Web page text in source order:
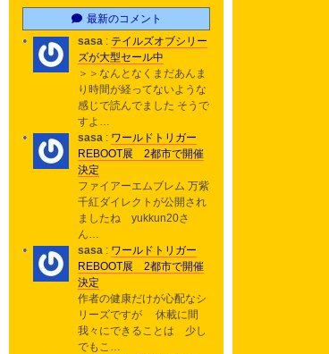
最新のコメント
sasa : テイルズオブシリー
ズが大型セール中
＞＞なんとなくまだあんま
り時間が経ってないような
感じで読んでました そうで
すよ…
sasa : ワールドトリガー
REBOOT展 2都市で開催
決定
ファイアーエムブレム 万紫
千紅ダイレクトが公開され
ましたね yukkun20さ
ん…
sasa : ワールドトリガー
REBOOT展 2都市で開催
決定
作者の健康だけが心配なシ
リーズですが 休載に間
我々にできることは 少し
でもこ…